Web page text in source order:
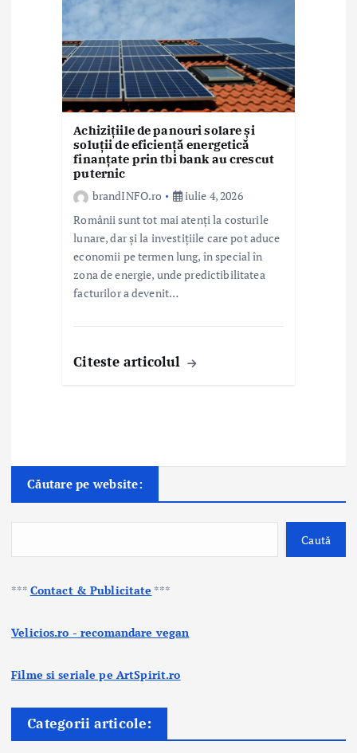
Achizițiile de panouri solare și
soluții de eficiență energetică
finanțate prin tbi bank au crescut
puternic
brandINFO.ro
iulie 4, 2026
Românii sunt tot mai atenți la costurile
lunare, dar și la investițiile care pot aduce
economii pe termen lung, în special în
zona de energie, unde predictibilitatea
facturilor a devenit…
Citeste articolul
Căutare pe website:
Caută
*** Contact & Publicitate ***
Velicios.ro - recomandare vegan
Filme si seriale pe ArtSpirit.ro
Categorii articole: